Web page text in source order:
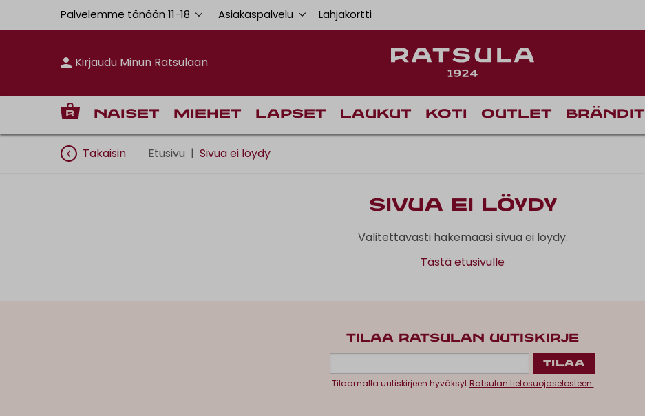
Palvelemme tänään 11-18 Asiakaspalvelu Lahjakortti
Kirjaudu Minun Ratsulaan
Naiset Miehet Lapset Laukut Koti Outlet Brändit
Takaisin Etusivu | Sivua ei löydy
Sivua ei löydy
Valitettavasti hakemaasi sivua ei löydy.
Tästä etusivulle
TILAA RATSULAN UUTISKIRJE
Tilaamalla uutiskirjeen hyväksytRatsulan tietosuojaselosteen.